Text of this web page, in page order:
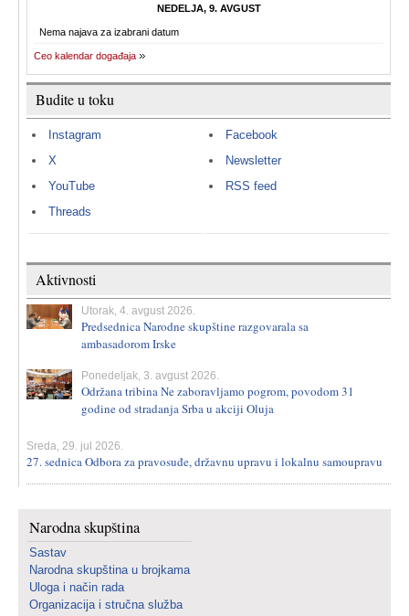
NEDELJA, 9. AVGUST
Nema najava za izabrani datum
Ceo kalendar događaja
Budite u toku
Instagram
X
YouTube
Threads
Facebook
Newsletter
RSS feed
Aktivnosti
Utorak, 4. avgust 2026.
Predsednica Narodne skupštine razgovarala sa
ambasadorom Irske
Ponedeljak, 3. avgust 2026.
Održana tribina Ne zaboravljamo pogrom, povodom 31
godine od stradanja Srba u akciji Oluja
Sreda, 29. jul 2026.
27. sednica Odbora za pravosuđe, državnu upravu i lokalnu samoupravu
Narodna skupština
Sastav
Narodna skupština u brojkama
Uloga i način rada
Organizacija i stručna služba